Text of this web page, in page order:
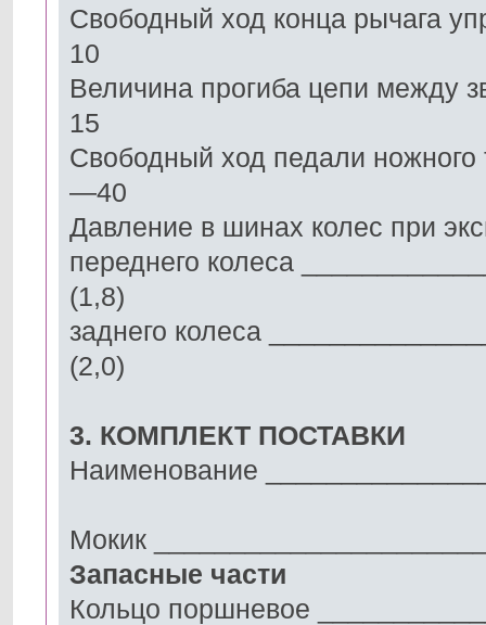
Свободный ход конца рычага
10
Величина прогиба цепи между
15
Свободный ход педали
—40
Давление в шинах колес при
переднего колеса
(1,8)
заднего колеса
(2,0)
3. КОМПЛЕКТ ПОСТАВКИ
Наименование
Мокик
Запасные части
Кольцо поршневое